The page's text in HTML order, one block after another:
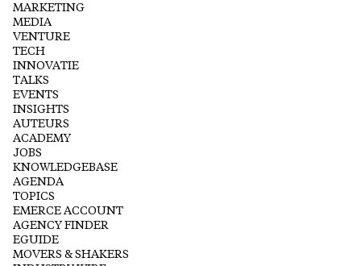
MARKETING
MEDIA
VENTURE
TECH
INNOVATIE
TALKS
EVENTS
INSIGHTS
AUTEURS
ACADEMY
JOBS
KNOWLEDGEBASE
AGENDA
TOPICS
EMERCE ACCOUNT
AGENCY FINDER
EGUIDE
MOVERS & SHAKERS